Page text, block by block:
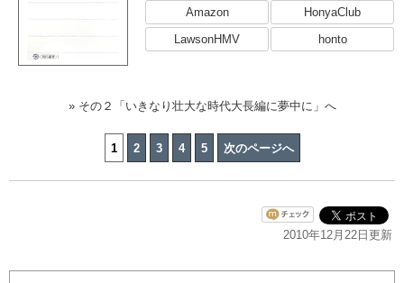
Amazon
HonyaClub
LawsonHMV
honto
» その２「いきなり壮大な時代大長編に夢中に」へ
1 2 3 4 5 次のページへ
2010年12月22日更新